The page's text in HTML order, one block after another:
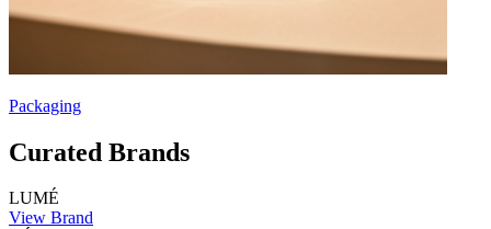
Packaging
Curated Brands
LUMÉ
View Brand